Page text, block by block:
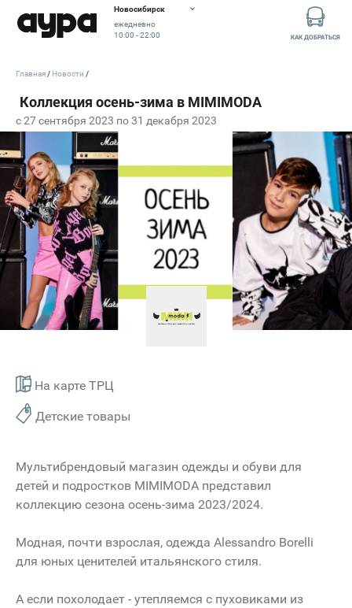
Новосибирск
ежедневно
10:00 - 22:00
КАК ДОБРАТЬСЯ
c 27 сентября 2023 по 31 декабря 2023
На карте ТРЦ
Детские товары
Главная Новости
Мультибрендовый магазин одежды и обуви для
детей и подростков MIMIMODA представил
коллекцию сезона осень-зима 2023/2024.
Модная, почти взрослая, одежда Alessandro Borelli
для юных ценителей итальянского стиля.
А если похолодает - утепляемся с пуховиками из